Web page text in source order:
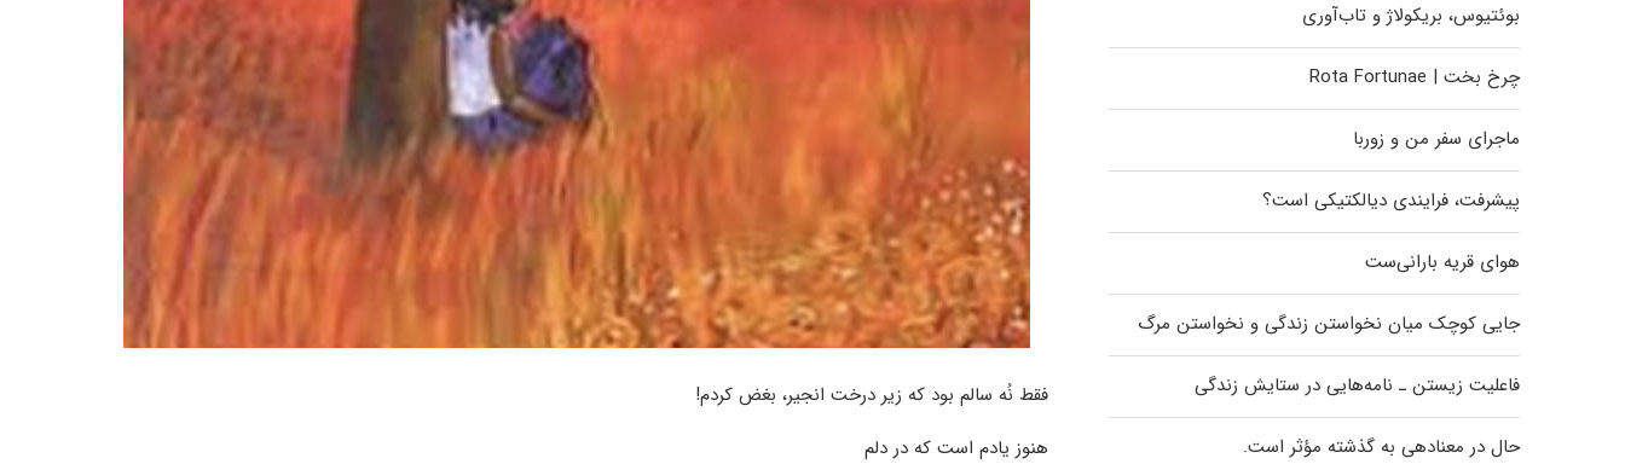
فقط نُه سالم بود که زیر درخت انجیر، بغض کردم!
هنوز یادم است که در دلم
بوئتیوس، بریکولاژ و تاب‌آوری
چرخ بخت | Rota Fortunae
ماجرای سفر من و زوربا
پیشرفت، فرایندی دیالکتیکی است؟
هوای قریه بارانی‌ست
جایی کوچک میان نخواستن زندگی و نخواستن مرگ
فاعلیت زیستن ـ نامه‌هایی در ستایش زندگی
حال در معنادهی به گذشته مؤثر است.